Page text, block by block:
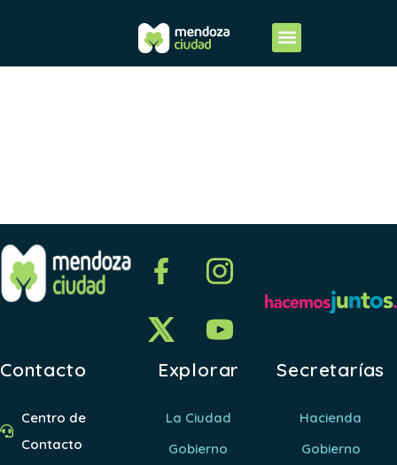
Contacto
Centro de
Contacto
Explorar
La Ciudad
Gobierno
Secretarías
Hacienda
Gobierno